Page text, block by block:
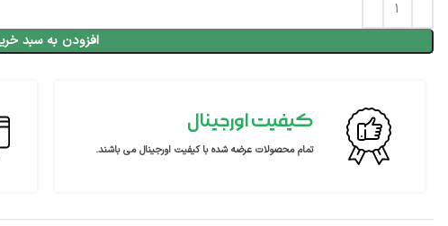
افزودن به سبد
کیفیت اورجینال
تمام محصولات عرضه شده با کیفیت اورجینال می باشند.